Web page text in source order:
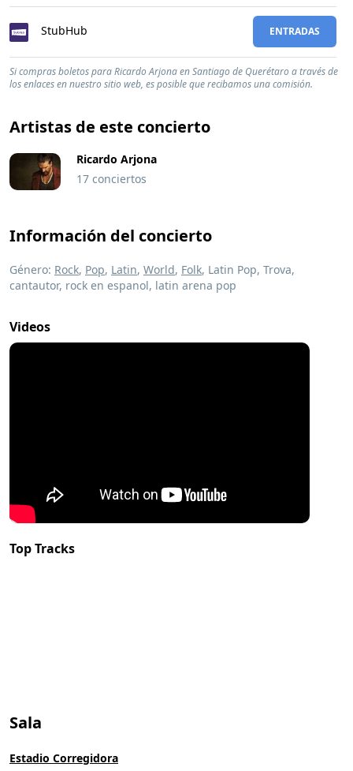
StubHub ENTRADAS
Si compras boletos para Ricardo Arjona en Santiago de Querétaro a través de
los enlaces en nuestro sitio web, es posible que recibamos una comisión.
Artistas de este concierto
Ricardo Arjona
17 conciertos
Información del concierto
Género: Rock, Pop, Latin, World, Folk, Latin Pop, Trova,
cantautor, rock en espanol, latin arena pop
Videos
Top Tracks
Sala
Estadio Corregidora